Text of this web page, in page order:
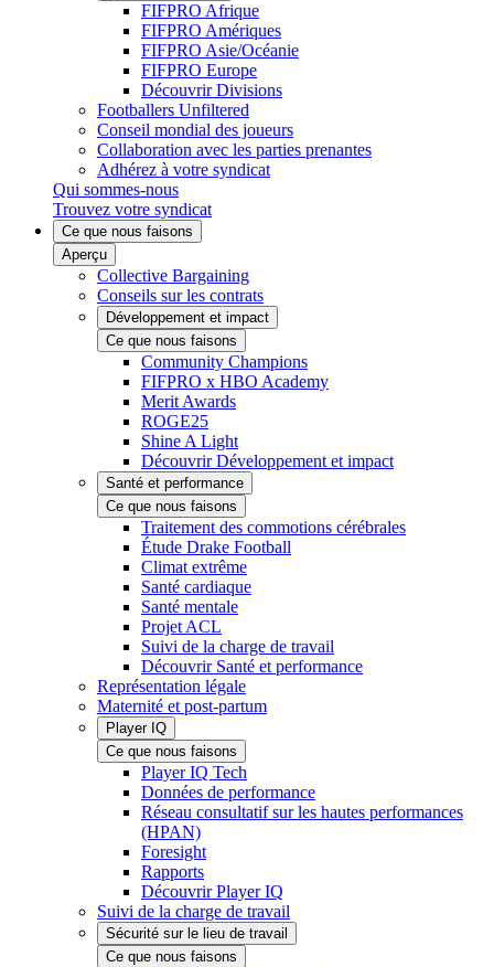
FIFPRO Afrique
FIFPRO Amériques
FIFPRO Asie/Océanie
FIFPRO Europe
Découvrir Divisions
Footballers Unfiltered
Conseil mondial des joueurs
Collaboration avec les parties prenantes
Adhérez à votre syndicat
Qui sommes-nous
Trouvez votre syndicat
Ce que nous faisons
Aperçu
Collective Bargaining
Conseils sur les contrats
Développement et impact
Ce que nous faisons
Community Champions
FIFPRO x HBO Academy
Merit Awards
ROGE25
Shine A Light
Découvrir Développement et impact
Santé et performance
Ce que nous faisons
Traitement des commotions cérébrales
Étude Drake Football
Climat extrême
Santé cardiaque
Santé mentale
Projet ACL
Suivi de la charge de travail
Découvrir Santé et performance
Représentation légale
Maternité et post-partum
Player IQ
Ce que nous faisons
Player IQ Tech
Données de performance
Réseau consultatif sur les hautes performances
(HPAN)
Foresight
Rapports
Découvrir Player IQ
Suivi de la charge de travail
Sécurité sur le lieu de travail
Ce que nous faisons